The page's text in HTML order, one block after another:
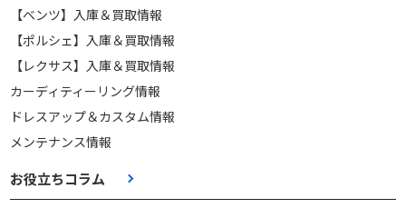
【ベンツ】入庫＆買取情報
【ポルシェ】入庫＆買取情報
【レクサス】入庫＆買取情報
カーディティーリング情報
ドレスアップ＆カスタム情報
メンテナンス情報
お役立ちコラム